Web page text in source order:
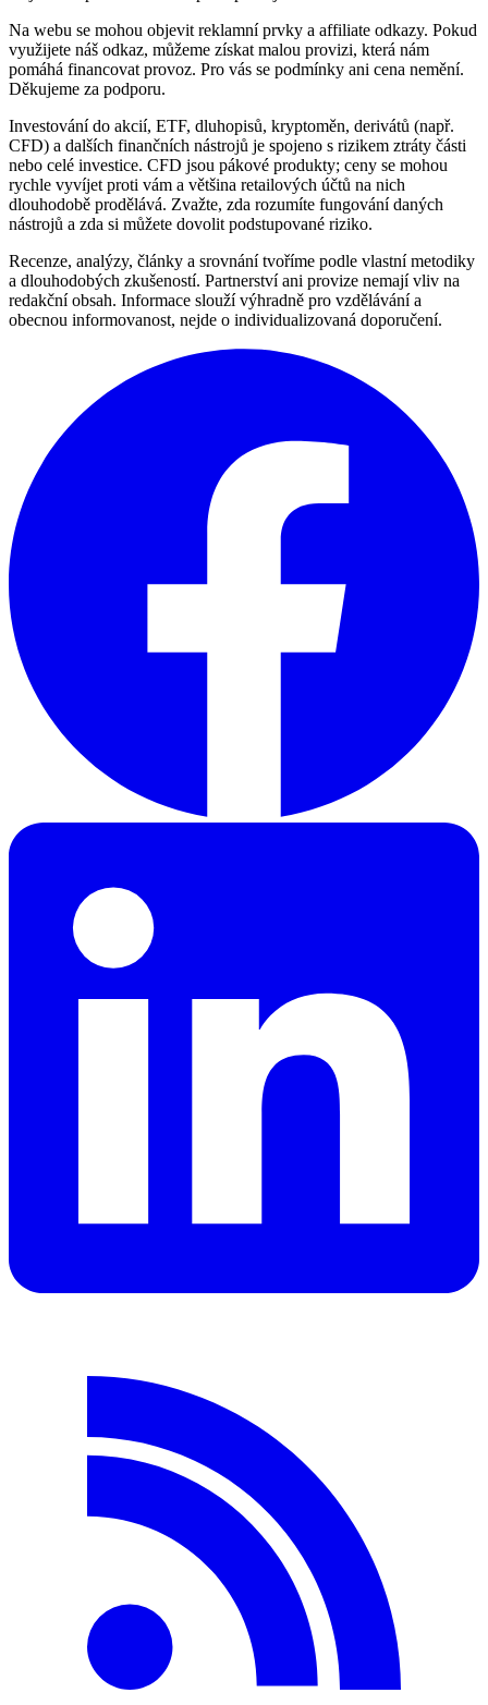
Na webu se mohou objevit reklamní prvky a affiliate odkazy. Pokud
využijete náš odkaz, můžeme získat malou provizi, která nám
pomáhá financovat provoz. Pro vás se podmínky ani cena nemění.
Děkujeme za podporu.
Investování do akcií, ETF, dluhopisů, kryptoměn, derivátů (např.
CFD) a dalších finančních nástrojů je spojeno s rizikem ztráty části
nebo celé investice. CFD jsou pákové produkty; ceny se mohou
rychle vyvíjet proti vám a většina retailových účtů na nich
dlouhodobě prodělává. Zvažte, zda rozumíte fungování daných
nástrojů a zda si můžete dovolit podstupované riziko.
Recenze, analýzy, články a srovnání tvoříme podle vlastní metodiky
a dlouhodobých zkušeností. Partnerství ani provize nemají vliv na
redakční obsah. Informace slouží výhradně pro vzdělávání a
obecnou informovanost, nejde o individualizovaná doporučení.